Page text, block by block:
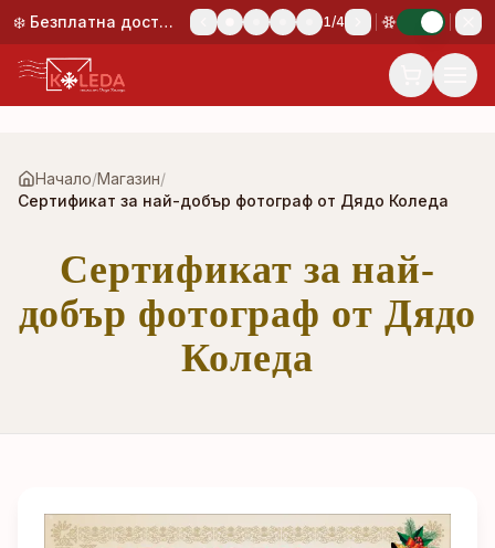
Към основното съдържание
❄️ Безплатна доставка при поръчка над 50,00 €! 1/4
Начало/Магазин/
Сертификат за най-добър фотограф от Дядо Коледа
Сертификат за най-
добър фотограф от Дядо
Коледа